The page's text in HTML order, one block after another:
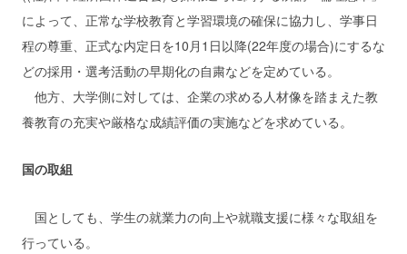
によって、正常な学校教育と学習環境の確保に協力し、学事日
程の尊重、正式な内定日を10月1日以降(22年度の場合)にするな
どの採用・選考活動の早期化の自粛などを定めている。
他方、大学側に対しては、企業の求める人材像を踏まえた教
養教育の充実や厳格な成績評価の実施などを求めている。
国の取組
国としても、学生の就業力の向上や就職支援に様々な取組を
行っている。